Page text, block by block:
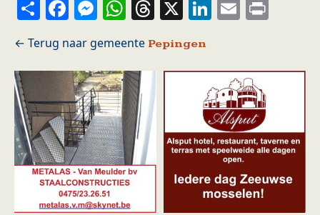
ShareFacebook
Messenger
WhatsApp
Threads
X LinkedIn
Email
Pepingen